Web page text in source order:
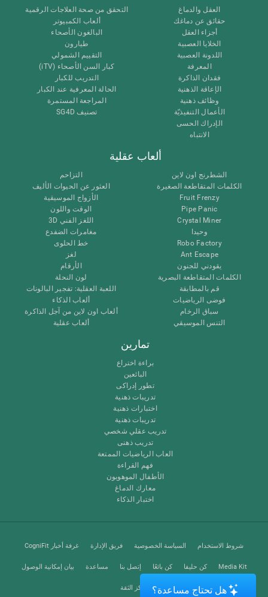
العقل والدماغ
حقائق عن دماغك
أجزاء العقل
الخلايا العصبية
اللدونة العصبية
المعرفة
فقدان الذاكرة
الإعاقة الذهنية
وظائف ذهنية
الأعمال التنفيذيّة
الإدراك الحسى
الانتباه
التحقق من صحة العلاجات الرقمية
ألعاب الكمبيوتر
البالغون الأصحاء
طيارون
التقييم الشمولي
كبار السن الأصحاء (iTV)
التدريب للكبار
الحالة المعرفية عند الكبار
المراجعة المستمرة
تصنيف SG4D
ألعاب عقلية
الشطرنج اون لاين
الكلمات المتقاطعة الصغيرة
Fruit Frenzy
Pipe Panic
Crystal Miner
وحيدا
Robo Factory
Ant Escape
يقودني للجنون
الكلمات المتقاطعة البصرية
قم بالمطابقة
فوضى الرياضيات
سباق الرخام
التنس الموسيقي
التزاحم
العثور عن الحيوات الأليف
الأزواج الموسيقية
الوقت واللون
اللغز الفني 3D
مغامرات الضفدع
خط الحلوى
لغز
الأرقام
لون النحلة
اللعبة العقلية: تفجير البالونات
ألعاب الذكاء
ألعاب اون لاين من آجل الذاكرة
ألعاب عقلية
تمارين
براءة اختراع
البائعين
تطور إدراكى
تدريبات ذهنية
اختبارات ذهنية
تدريبات ذهنية
تدريب عقلي شخصي
تدريب ذهنى
العاب الرياضيات الممتعة
فهم القراءة
الأطفال الموهوبون
معارك الدماغ
اختبار الذكاء
شروط الاستخدام السياسة الخصوصية فريق الإدارة غرفة أخبار CogniFit
Media Kit كن حليفا كن بائعًا إتصل بنا مساعدة بيان إمكانية الوصول
مركز الثقة هل تحتاج مساعدة؟